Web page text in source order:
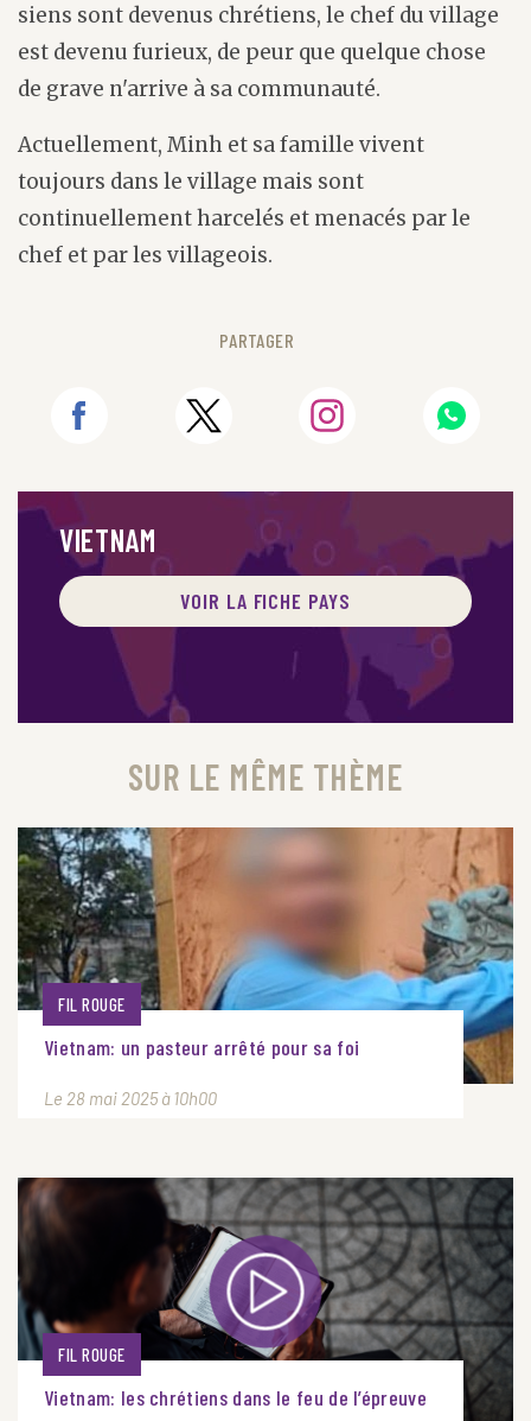
siens sont devenus chrétiens, le chef du village
est devenu furieux, de peur que quelque chose
de grave n'arrive à sa communauté.
Actuellement, Minh et sa famille vivent
toujours dans le village mais sont
continuellement harcelés et menacés par le
chef et par les villageois.
PARTAGER
VIETNAM
VOIR LA FICHE PAYS
SUR LE MÊME THÈME
FIL ROUGE
Vietnam: un pasteur arrêté pour sa foi
Le 28 mai 2025 à 10h00
FIL ROUGE
Vietnam: les chrétiens dans le feu de l’épreuve